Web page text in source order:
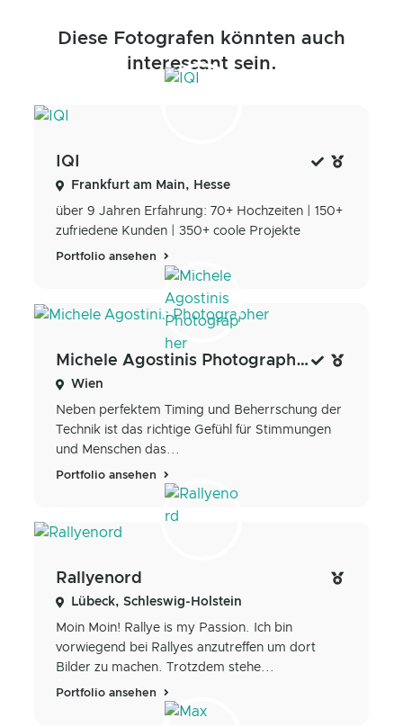
Diese Fotografen könnten auch
interessant sein.
IQI
Frankfurt am Main, Hesse
über 9 Jahren Erfahrung: 70+ Hochzeiten | 150+
zufriedene Kunden | 350+ coole Projekte
Portfolio ansehen
Michele Agostinis Photographer
Wien
Neben perfektem Timing und Beherrschung der
Technik ist das richtige Gefühl für Stimmungen
und Menschen das...
Portfolio ansehen
Rallyenord
Lübeck, Schleswig-Holstein
Moin Moin! Rallye is my Passion. Ich bin
vorwiegend bei Rallyes anzutreffen um dort
Bilder zu machen. Trotzdem stehe...
Portfolio ansehen